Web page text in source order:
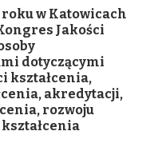
roku w Katowicach
Jakości
dotyczącymi
kształcenia,
akredytacji,
rozwoju